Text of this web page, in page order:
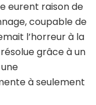
eurent raison de
coupable de
l’horreur à la
grâce à un
à seulement